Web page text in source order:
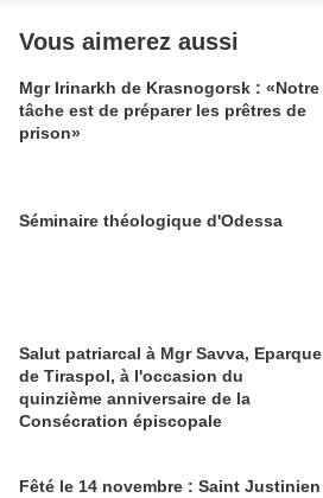
Vous aimerez aussi
Mgr Irinarkh de Krasnogorsk : «Notre
tâche est de préparer les prêtres de
prison»
Séminaire théologique d'Odessa
Salut patriarcal à Mgr Savva, Eparque
de Tiraspol, à l'occasion du
quinzième anniversaire de la
Consécration épiscopale
Fêté le 14 novembre : Saint Justinien